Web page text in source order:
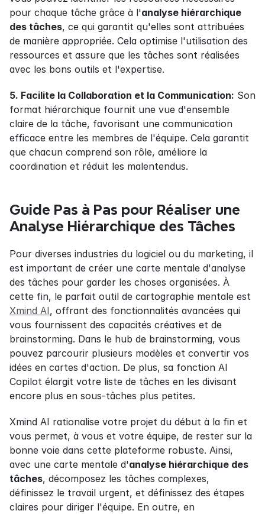
pour chaque tâche grâce à l'analyse hiérarchique
des tâches, ce qui garantit qu'elles sont attribuées
de manière appropriée. Cela optimise l'utilisation des
ressources et assure que les tâches sont réalisées
avec les bons outils et l'expertise.
5. Facilite la Collaboration et la Communication: Son
format hiérarchique fournit une vue d'ensemble
claire de la tâche, favorisant une communication
efficace entre les membres de l'équipe. Cela garantit
que chacun comprend son rôle, améliore la
coordination et réduit les malentendus.
Guide Pas à Pas pour Réaliser une
Analyse Hiérarchique des Tâches
Pour diverses industries du logiciel ou du marketing, il
est important de créer une carte mentale d'analyse
des tâches pour garder les choses organisées. À
Xmind AI, offrant des fonctionnalités avancées qui
vous fournissent des capacités créatives et de
brainstorming. Dans le hub de brainstorming, vous
pouvez parcourir plusieurs modèles et convertir vos
idées en cartes d'action. De plus, sa fonction AI
Copilot élargit votre liste de tâches en les divisant
encore plus en sous-tâches plus petites.
Xmind AI rationalise votre projet du début à la fin et
vous permet, à vous et votre équipe, de rester sur la
bonne voie dans cette plateforme robuste. Ainsi,
avec une carte mentale d'analyse hiérarchique des
tâches, décomposez les tâches complexes,
définissez le travail urgent, et définissez des étapes
claires pour diriger l'équipe. En outre, en